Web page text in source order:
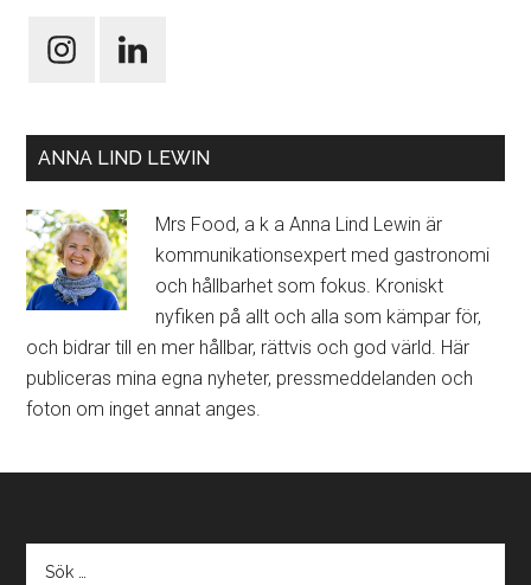
ANNA LIND LEWIN
Mrs Food, a k a Anna Lind Lewin är
kommunikationsexpert med gastronomi
och hållbarhet som fokus. Kroniskt
nyfiken på allt och alla som kämpar för,
och bidrar till en mer hållbar, rättvis och god värld. Här
publiceras mina egna nyheter, pressmeddelanden och
foton om inget annat anges.